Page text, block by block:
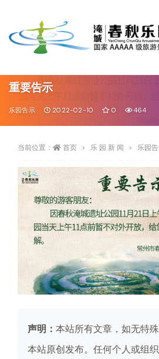
重要告示
乐园告示 2022-02-10 0 464
当前位置： 首页 乐 园 新 闻 乐园
声明： 本站所有文章，如无特
本站原创发布。任何个人或组